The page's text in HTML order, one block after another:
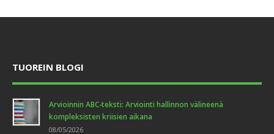
TUOREIN BLOGI
Arvioinnin ABC-teksti: Arviointi hallinnon välineenä
kompleksisten kriisien aikana
08/05/2026